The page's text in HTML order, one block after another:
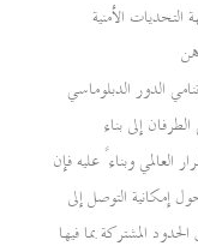
التحديات الأمنية
الدور الدبلوماسي
إلى بناء
العالمي وبناءً عليه فإن
إمكانية التوصل إلى
المشتركة بما فيها